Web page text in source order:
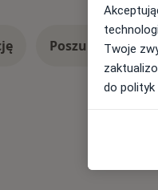
PoszukajTwoje
do